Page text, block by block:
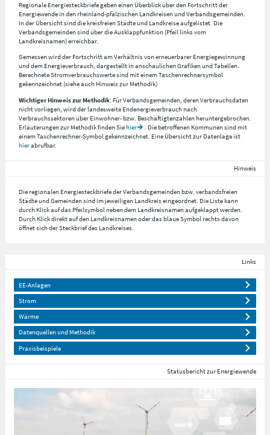
Regionale Energiesteckbriefe geben einen Überblick über den Fortschritt der
Energiewende in den rheinland-pfälzischen Landkreisen und Verbandsgemeinden.
In der Übersicht sind die kreisfreien Städte und Landkreise aufgelistet. Die
Verbandsgemeinden sind über die Ausklappfunktion (Pfeil links vom
Landkreisnamen) erreichbar.
Gemessen wird der Fortschritt am Verhältnis von erneuerbarer Energiegewinnung
und dem Energieverbrauch, dargestellt in anschaulichen Grafiken und Tabellen.
Berechnete Stromverbrauchswerte sind mit einem Taschenrechnersymbol
gekennzeichnet (siehe auch Hinweis zur Methodik)
Wichtiger Hinweis zur Methodik: Für Verbandsgemeinden, deren Verbrauchsdaten
nicht vorliegen, wird der landesweite Endenergieverbrauch nach
Verbrauchssektoren über Einwohner- bzw. Beschäftigtenzahlen heruntergebrochen.
Erläuterungen zur Methodik finden Siehier
. Die betroffenen Kommunen sind mit
einem Taschenrechner-Symbol gekennzeichnet. Eine Übersicht zur Datenlage ist
hierabrufbar.
Hinweis
Die regionalen Energiesteckbriefe der Verbandsgemeinden bzw. verbandsfreien
Städte und Gemeinden sind im jeweiligen Landkreis eingeordnet. Die Liste kann
durch Klick auf das Pfeilsymbol neben dem Landkreisnamen aufgeklappt werden.
Durch Klick direkt auf den Landkreisnamen oder das blaue Symbol rechts davon
öffnet sich der Steckbrief des Landkreises.
Links
EE-Anlagen
Strom
Wärme
Datenquellen und Methodik
Praxisbeispiele
Statusbericht zur Energiewende